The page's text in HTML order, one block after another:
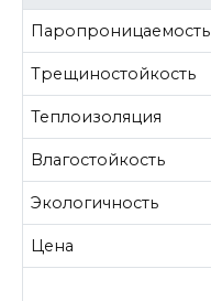
Паропроницаемость
Трещиностойкость
Теплоизоляция
Влагостойкость
Экологичность
Цена